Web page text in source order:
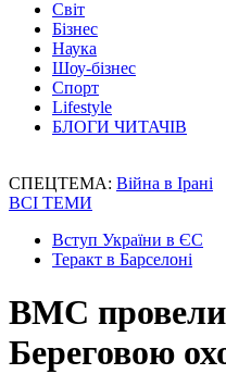
Світ
Бізнес
Наука
Шоу-бізнес
Спорт
Lifestyle
БЛОГИ ЧИТАЧІВ
СПЕЦТЕМА: Війна в Ірані
ВСІ ТЕМИ
Вступ України в ЄС
Теракт в Барселоні
ВМС провели
Береговою